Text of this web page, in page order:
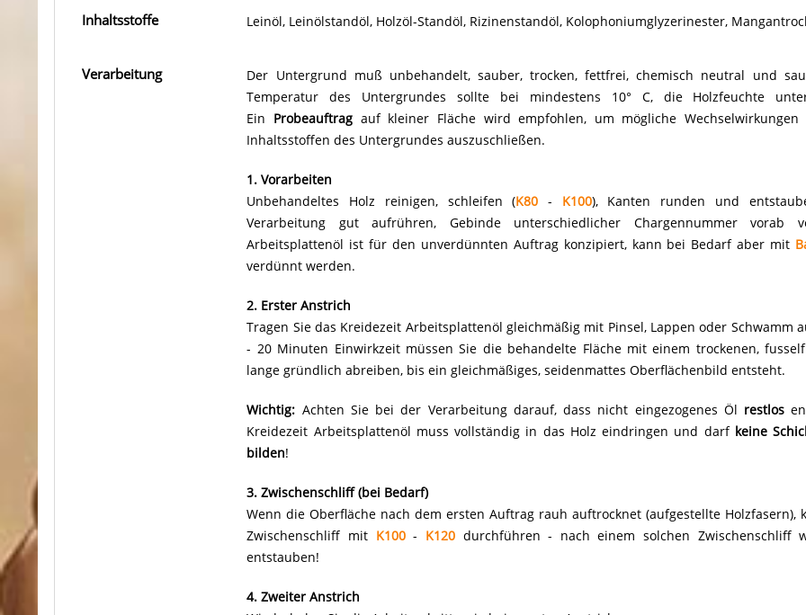
Inhaltsstoffe Leinöl, Leinölstandöl, Holzöl-Standöl, Rizinenstandöl, Kolophoniumglyzerinester,
Verarbeitung
Der Untergrund muß unbehandelt, sauber, trocken, fettfrei, chemisch neutral und
Temperatur des Untergrundes sollte bei mindestens 10° C, die Holzfeuchte
Ein Probeauftrag auf kleiner Fläche wird empfohlen, um mögliche
Inhaltsstoffen des Untergrundes auszuschließen.
1. Vorarbeiten
Unbehandeltes Holz reinigen, schleifen (K80 - K100), Kanten runden und
Verarbeitung gut aufrühren, Gebinde unterschiedlicher Chargennummer vorab
Arbeitsplattenöl ist für den unverdünnten Auftrag konzipiert, kann bei Bedarf aber mit
verdünnt werden.
2. Erster Anstrich
Tragen Sie das Kreidezeit Arbeitsplattenöl gleichmäßig mit Pinsel, Lappen oder Schwamm
- 20 Minuten Einwirkzeit müssen Sie die behandelte Fläche mit einem trockenen,
lange gründlich abreiben, bis ein gleichmäßiges, seidenmattes Oberflächenbild entsteht.
Wichtig: Achten Sie bei der Verarbeitung darauf, dass nicht eingezogenes Öl restlos
Kreidezeit Arbeitsplattenöl muss vollständig in das Holz eindringen und darf keine
bilden!
3. Zwischenschliff (bei Bedarf)
Wenn die Oberfläche nach dem ersten Auftrag rauh auftrocknet (aufgestellte Holzfasern),
Zwischenschliff mit K100- K120durchführen - nach einem solchen Zwischenschliff
entstauben!
4. Zweiter Anstrich